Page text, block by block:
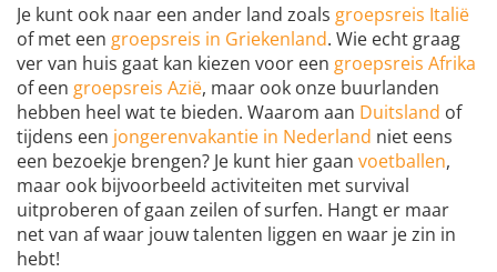
Je kunt ook naar een ander land zoals groepsreis Italië
of met een groepsreis in Griekenland. Wie echt graag
ver van huis gaat kan kiezen voor een groepsreis Afrika
of een groepsreis Azië, maar ook onze buurlanden
hebben heel wat te bieden. Waarom aan Duitsland of
tijdens een jongerenvakantie in Nederland niet eens
een bezoekje brengen? Je kunt hier gaan voetballen,
maar ook bijvoorbeeld activiteiten met survival
uitproberen of gaan zeilen of surfen. Hangt er maar
net van af waar jouw talenten liggen en waar je zin in
hebt!